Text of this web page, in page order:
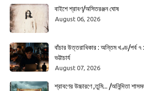
বাইশে শ্রাবণ/অসিতরঞ্জন ঘোষ
August 06, 2026
বাঁচার উত্তরাধিকার : অন্তিম খণ্ড/পর্ব
ভট্টাচার্য
August 07, 2026
শ্রাবণের উচ্চারণে ,তুমি... /অনিন্দিতা